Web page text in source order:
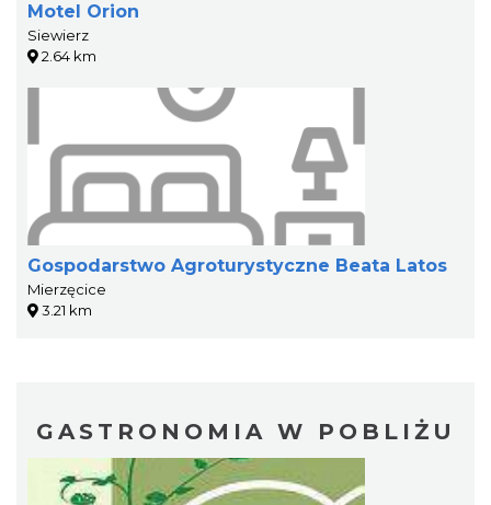
Motel Orion
Siewierz
2.64 km
Gospodarstwo Agroturystyczne Beata Latos
Mierzęcice
3.21 km
GASTRONOMIA W POBLIŻU